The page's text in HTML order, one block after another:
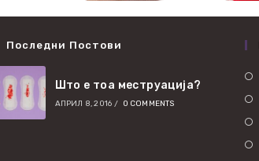
Последни Постови
Што е тоа меструација?
АПРИЛ 8, 2016 / 0 COMMENTS